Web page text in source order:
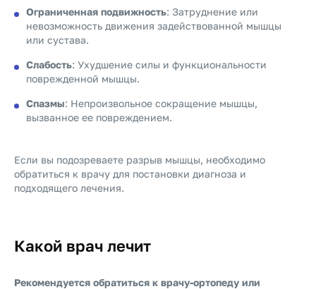
Ограниченная подвижность: Затруднение или
невозможность движения задействованной мышцы
или сустава.
Слабость: Ухудшение силы и функциональности
поврежденной мышцы.
Спазмы: Непроизвольное сокращение мышцы,
вызванное ее повреждением.
Если вы подозреваете разрыв мышцы, необходимо
обратиться к врачу для постановки диагноза и
подходящего лечения.
Какой врач лечит
Рекомендуется обратиться к врачу-ортопеду или